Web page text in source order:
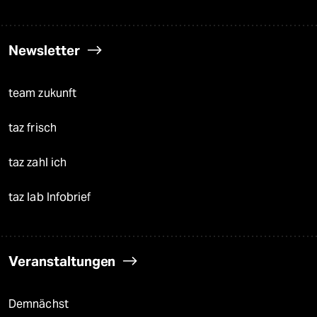
Newsletter
team zukunft
taz frisch
taz zahl ich
taz lab Infobrief
Veranstaltungen
Demnächst